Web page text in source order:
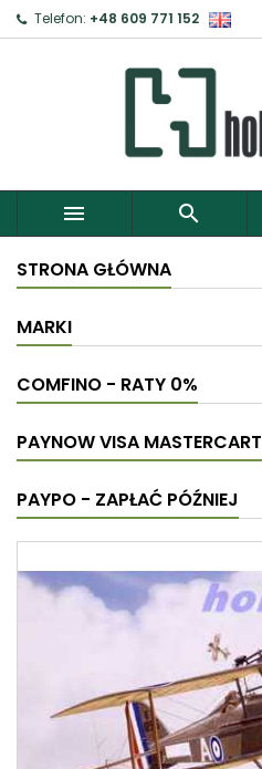
Telefon: +48 609 771 152
 
STRONA GŁÓWNA
MARKI
COMFINO - RATY 0%
PAYNOW VISA MASTERCART
PAYPO - ZAPŁAĆ PÓŹNIEJ